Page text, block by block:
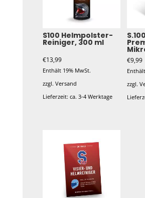
S100 Helmpolster-
Reiniger, 300 ml
€13,99
Enthält 19% MwSt.
zzgl.Versand
Lieferzeit: ca. 3-4 Werktage
€9,99
zzgl.